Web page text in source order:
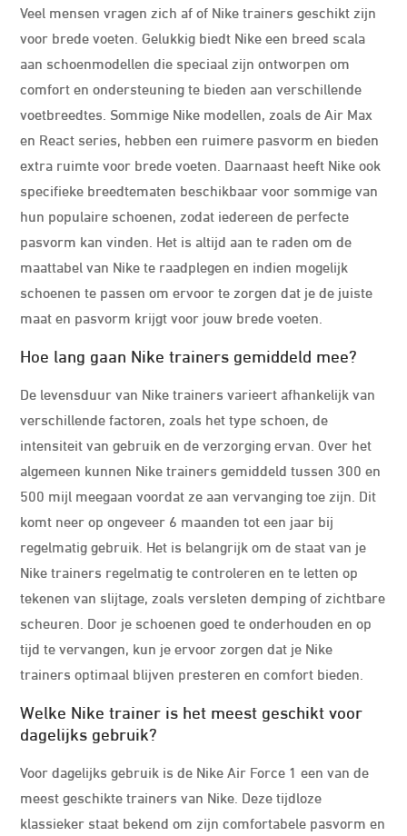
Veel mensen vragen zich af of Nike trainers geschikt zijn
voor brede voeten. Gelukkig biedt Nike een breed scala
aan schoenmodellen die speciaal zijn ontworpen om
comfort en ondersteuning te bieden aan verschillende
voetbreedtes. Sommige Nike modellen, zoals de Air Max
en React series, hebben een ruimere pasvorm en bieden
extra ruimte voor brede voeten. Daarnaast heeft Nike ook
specifieke breedtematen beschikbaar voor sommige van
hun populaire schoenen, zodat iedereen de perfecte
pasvorm kan vinden. Het is altijd aan te raden om de
maattabel van Nike te raadplegen en indien mogelijk
schoenen te passen om ervoor te zorgen dat je de juiste
maat en pasvorm krijgt voor jouw brede voeten.
Hoe lang gaan Nike trainers gemiddeld mee?
De levensduur van Nike trainers varieert afhankelijk van
verschillende factoren, zoals het type schoen, de
intensiteit van gebruik en de verzorging ervan. Over het
algemeen kunnen Nike trainers gemiddeld tussen 300 en
500 mijl meegaan voordat ze aan vervanging toe zijn. Dit
komt neer op ongeveer 6 maanden tot een jaar bij
regelmatig gebruik. Het is belangrijk om de staat van je
Nike trainers regelmatig te controleren en te letten op
tekenen van slijtage, zoals versleten demping of zichtbare
scheuren. Door je schoenen goed te onderhouden en op
tijd te vervangen, kun je ervoor zorgen dat je Nike
trainers optimaal blijven presteren en comfort bieden.
Welke Nike trainer is het meest geschikt voor
dagelijks gebruik?
Voor dagelijks gebruik is de Nike Air Force 1 een van de
meest geschikte trainers van Nike. Deze tijdloze
klassieker staat bekend om zijn comfortabele pasvorm en